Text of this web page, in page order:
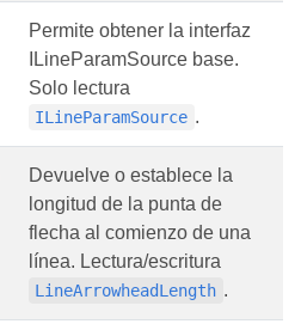
Permite obtener la interfaz
ILineParamSource base.
Solo lectura
ILineParamSource .
Devuelve o establece la
longitud de la punta de
flecha al comienzo de una
línea. Lectura/escritura
LineArrowheadLength .